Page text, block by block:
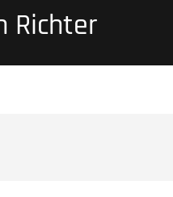
Richter